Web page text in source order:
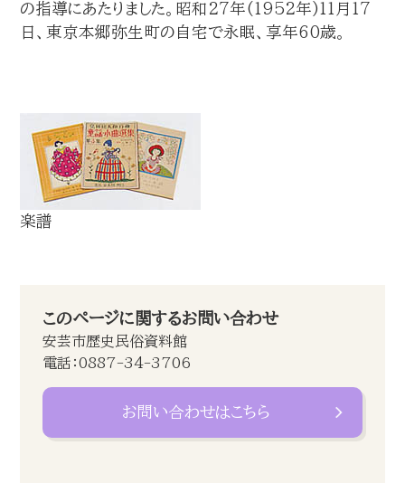
の指導にあたりました。昭和27年(1952年)11月17
日、東京本郷弥生町の自宅で永眠、享年60歳。
楽譜
このページに関するお問い合わせ
安芸市歴史民俗資料館
電話：0887-34-3706
お問い合わせはこちら